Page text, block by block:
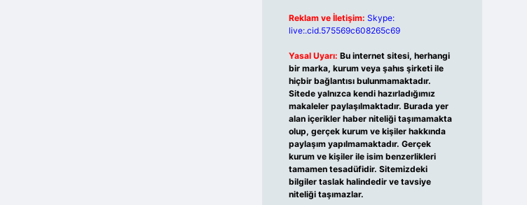
Reklam ve İletişim: Skype:
live:.cid.575569c608265c69
Yasal Uyarı: Bu internet sitesi, herhangi
bir marka, kurum veya şahıs şirketi ile
hiçbir bağlantısı bulunmamaktadır.
Sitede yalnızca kendi hazırladığımız
makaleler paylaşılmaktadır. Burada yer
alan içerikler haber niteliği taşımamakta
olup, gerçek kurum ve kişiler hakkında
paylaşım yapılmamaktadır. Gerçek
kurum ve kişiler ile isim benzerlikleri
tamamen tesadüfidir. Sitemizdeki
bilgiler taslak halindedir ve tavsiye
niteliği taşımazlar.